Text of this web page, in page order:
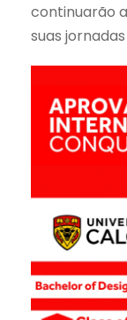
continuarão
suas